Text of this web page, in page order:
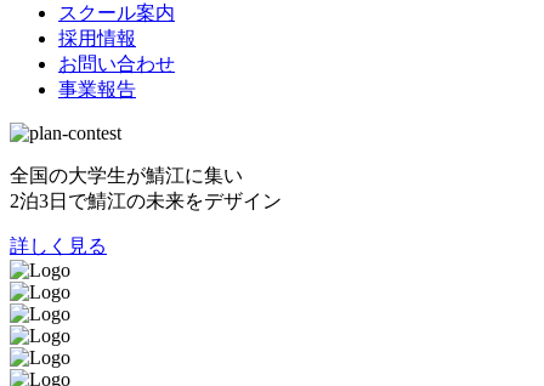
スクール案内
採用情報
お問い合わせ
事業報告
全国の大学生が鯖江に集い
2泊3日で鯖江の未来をデザイン
詳しく見る